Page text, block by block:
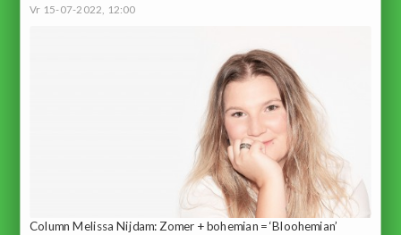
Vr 15-07-2022, 12:00
Column Melissa Nijdam: Zomer + bohemian = ‘Bloohemian’